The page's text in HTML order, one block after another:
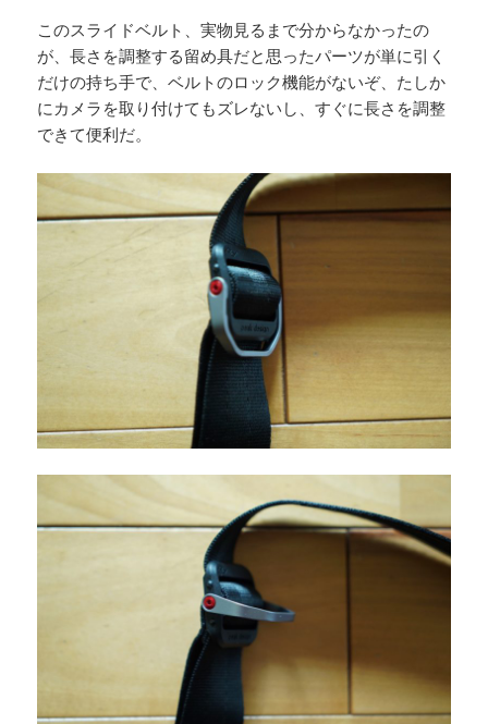
このスライドベルト、実物見るまで分からなかったの
が、長さを調整する留め具だと思ったパーツが単に引く
だけの持ち手で、ベルトのロック機能がないぞ、たしか
にカメラを取り付けてもズレないし、すぐに長さを調整
できて便利だ。